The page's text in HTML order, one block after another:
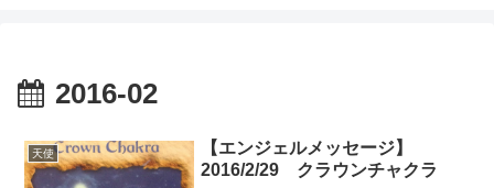
2016-02
天使
【エンジェルメッセージ】
2016/2/29 クラウンチャクラ